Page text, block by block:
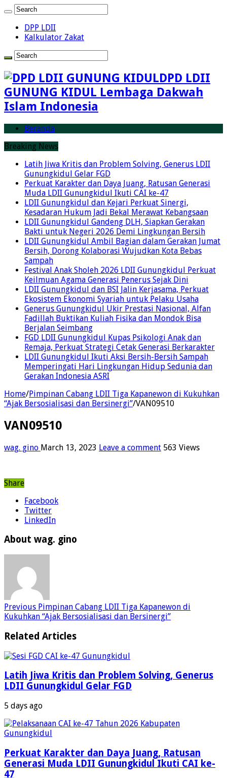
DPP LDII
Kalkulator Zakat
DPD LDII
GUNUNG KIDUL Lembaga Dakwah
Islam Indonesia
Beranda
Breaking News
Latih Jiwa Kritis dan Problem Solving, Generus LDII
Gunungkidul Gelar FGD
Perkuat Karakter dan Daya Juang, Ratusan Generasi
Muda LDII Gunungkidul Ikuti CAI ke-47
LDII Gunungkidul dan Kejari Perkuat Sinergi,
Kesadaran Hukum Jadi Bekal Merawat Kebangsaan
LDII Gunungkidul Gandeng DLH, Siapkan Gerakan
Bakti untuk Negeri 2026 Demi Lingkungan Bersih
LDII Gunungkidul Ambil Bagian dalam Gerakan Jumat
Bersih, Dorong Kolaborasi Wujudkan Kota Bebas
Sampah
Festival Anak Sholeh 2026 LDII Gunungkidul Perkuat
Keilmuan Agama Generasi Penerus Sejak Dini
LDII Gunungkidul dan BSI Jalin Kerjasama, Perkuat
Ekosistem Ekonomi Syariah untuk Pelaku Usaha
Generus Gunungkidul Ukir Prestasi Nasional, Alfan
Fadillah Buktikan Kuliah Fisika dan Mondok Bisa
Berjalan Seimbang
FGD LDII Gunungkidul Kupas Psikologi Anak dan
Remaja, Perkuat Strategi Cetak Generasi Berkarakter
LDII Gunungkidul Ikuti Aksi Bersih-Bersih Sampah
Memperingati Hari Lingkungan Hidup Sedunia dan
Gerakan Indonesia ASRI
Home/Pimpinan Cabang LDII Tiga Kapanewon di Kukuhkan
“Ajak Bersosialisasi dan Bersinergi”/VAN09510
VAN09510
wag. gino March 13, 2023 Leave a comment 563 Views
Share
Facebook
Twitter
LinkedIn
About wag. gino
Previous Pimpinan Cabang LDII Tiga Kapanewon di
Kukuhkan “Ajak Bersosialisasi dan Bersinergi”
Related Articles
Latih Jiwa Kritis dan Problem Solving, Generus
LDII Gunungkidul Gelar FGD
5 days ago
Perkuat Karakter dan Daya Juang, Ratusan
Generasi Muda LDII Gunungkidul Ikuti CAI ke-
47